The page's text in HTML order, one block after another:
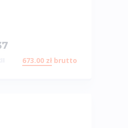
ŚWIECY
673.00 zł brutto